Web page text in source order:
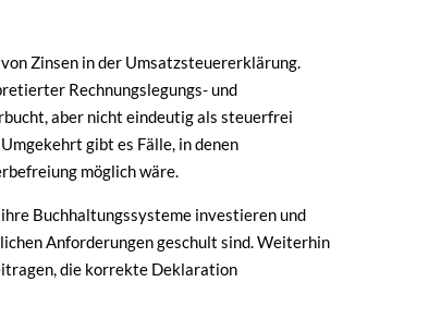
Zinsen in der Umsatzsteuererklärung.
Rechnungslegungs- und
aber nicht eindeutig als steuerfrei
gibt es Fälle, in denen
möglich wäre.
Buchhaltungssysteme investieren und
Anforderungen geschult sind. Weiterhin
die korrekte Deklaration